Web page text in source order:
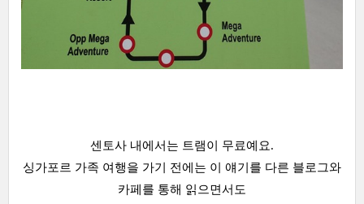
센토사 내에서는 트램이 무료예요.
싱가포르 가족 여행을 가기 전에는 이 얘기를 다른 블로그와
카페를 통해 읽으면서도